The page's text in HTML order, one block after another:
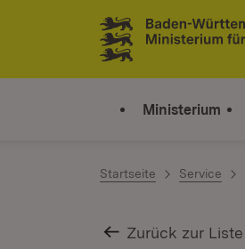
Zum Inhalt springen
Link zur Startseite
Ministerium
Startseite Service
Zurück zur Liste